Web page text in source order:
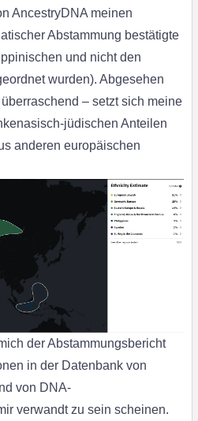
AncestryDNA meinen
Abstammung bestätigte
und nicht den
wurden). Abgesehen
– setzt sich meine
jüdischen Anteilen
anderen europäischen
der Abstammungsbericht
in der Datenbank von
von DNA-
verwandt zu sein scheinen.